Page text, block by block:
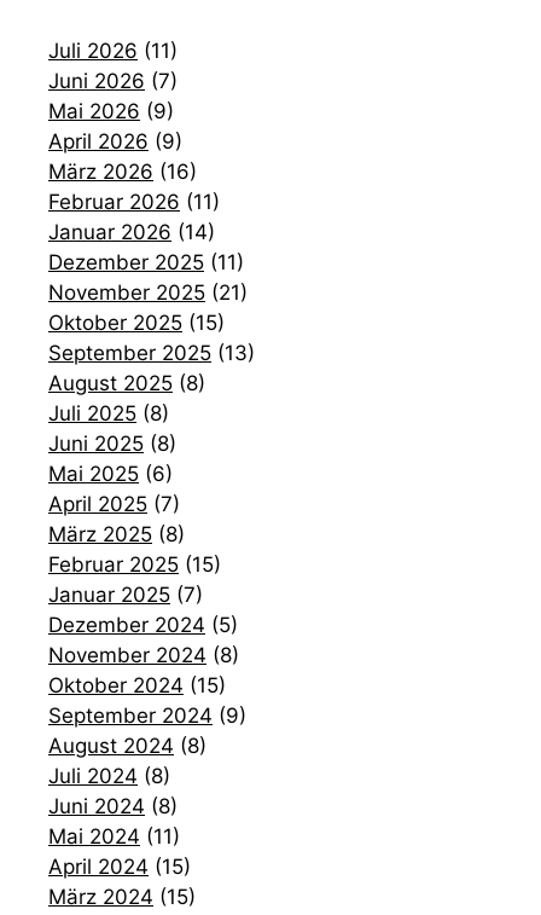
Juli 2026 (11)
Juni 2026 (7)
Mai 2026 (9)
April 2026 (9)
März 2026 (16)
Februar 2026 (11)
Januar 2026 (14)
Dezember 2025 (11)
November 2025 (21)
Oktober 2025 (15)
September 2025 (13)
August 2025 (8)
Juli 2025 (8)
Juni 2025 (8)
Mai 2025 (6)
April 2025 (7)
März 2025 (8)
Februar 2025 (15)
Januar 2025 (7)
Dezember 2024 (5)
November 2024 (8)
Oktober 2024 (15)
September 2024 (9)
August 2024 (8)
Juli 2024 (8)
Juni 2024 (8)
Mai 2024 (11)
April 2024 (15)
März 2024 (15)